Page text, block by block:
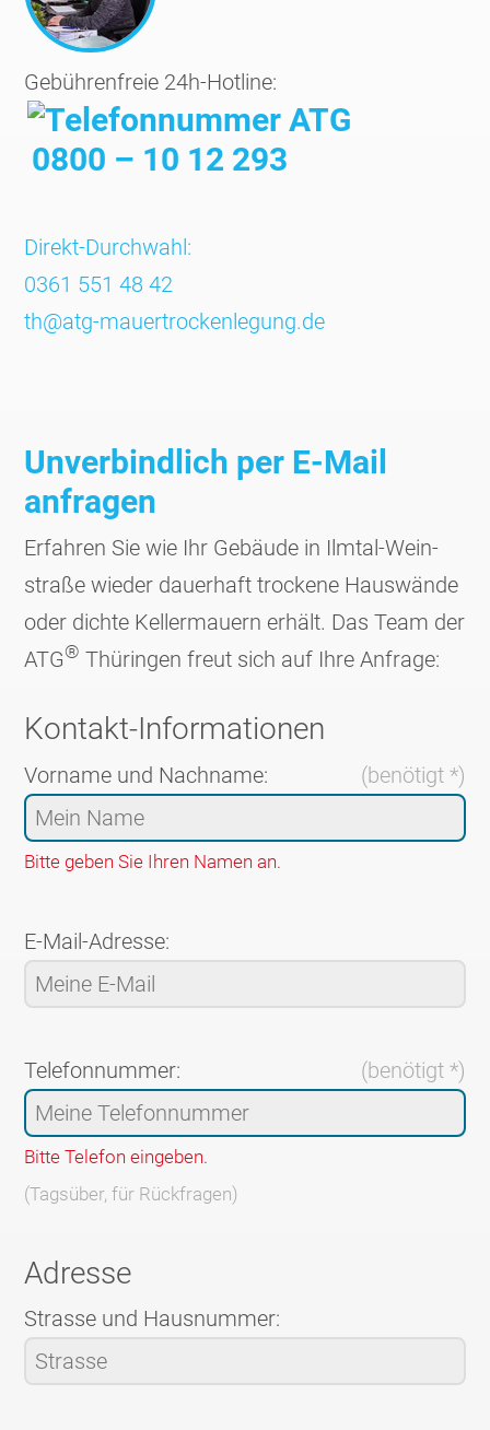
Gebührenfreie 24h-Hotline:
0800 – 10 12 293
Direkt-Durchwahl:
0361 551 48 42
th@atg-mauertrockenlegung.de
Unverbindlich per E-Mail
anfragen
Erfahren Sie wie Ihr Gebäude in Ilmtal-Wein­
straße wieder dauerhaft trockene Haus­wände
oder dichte Keller­mauern erhält. Das Team der
ATG® Thüringen freut sich auf Ihre Anfrage:
Kontakt-Informationen
Vorname und Nachname: (benötigt *)
Bitte geben Sie Ihren Namen an.
E-Mail-Adresse:
Telefonnummer: (benötigt *)
Bitte Telefon eingeben.
(Tagsüber, für Rückfragen)
Adresse
Strasse und Hausnummer: